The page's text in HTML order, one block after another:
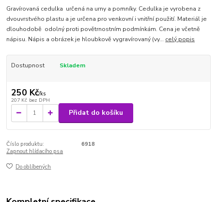
Gravírovaná cedulka určená na urny a pomníky. Cedulka je vyrobena z
dvouvrstvého plastu a je určena pro venkovní i vnitřní použití. Materiál je
dlouhodobě odolný proti povětrnostním podmínkám. Cena je včetně
nápisu. Nápis a obrázek je hloubkově vygravírovaný (vy... celý popis
Dostupnost Skladem
250 Kč/ks
207 Kč bez DPH
Přidat do košíku
Číslo produktu:
6918
Zapnout hlídacího psa
Do oblíbených